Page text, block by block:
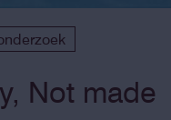
Not made